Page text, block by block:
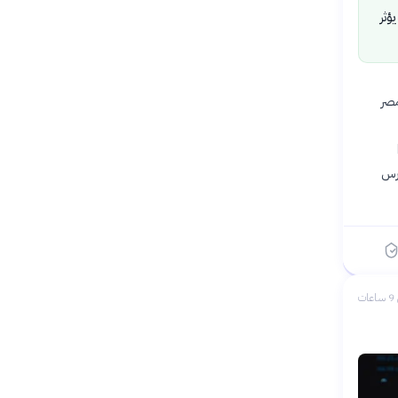
في مصر
14% و20% في مارس